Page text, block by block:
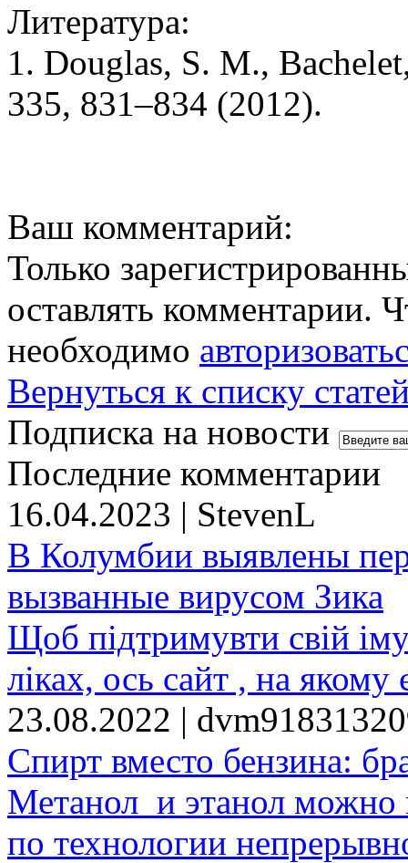
Литература:
1. Douglas, S. M.,
335, 831–834 (2012).
Ваш комментарий:
Только
оставлять комментарии.
необходимо
Вернуться к списку
Подписка на новости
Последние комментарии
16.04.2023 | StevenL
В Колумбии выявлены
вызванные вирусом Зика
Щоб підтримувти свій
ліках, ось сайт , на якому
23.08.2022 |
Спирт вместо бензина:
Метанол и этанол можно
по технологии